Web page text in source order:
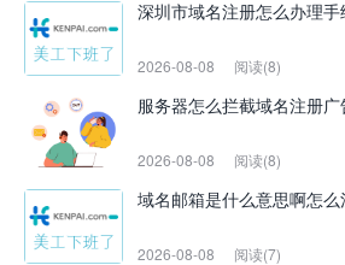
深圳市域名注册怎么办理手
2026-08-08 阅读(8)
服务器怎么拦截域名注册广
2026-08-08 阅读(8)
域名邮箱是什么意思啊怎么
2026-08-08 阅读(7)